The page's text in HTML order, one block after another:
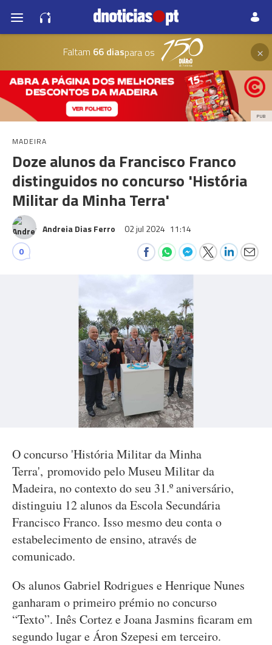
Faltam 66 diaspara os ×
PUB
MADEIRA
Doze alunos da Francisco Franco
distinguidos no concurso 'História
Militar da Minha Terra'
Andreia Dias Ferro 02 jul 2024 11:14
0
O concurso 'História Militar da Minha
Terra', promovido pelo Museu Militar da
Madeira, no contexto do seu 31.º aniversário,
distinguiu 12 alunos da Escola Secundária
Francisco Franco. Isso mesmo deu conta o
estabelecimento de ensino, através de
comunicado.
Os alunos Gabriel Rodrigues e Henrique Nunes
ganharam o primeiro prémio no concurso
“Texto”. Inês Cortez e Joana Jasmins ficaram em
segundo lugar e Áron Szepesi em terceiro.